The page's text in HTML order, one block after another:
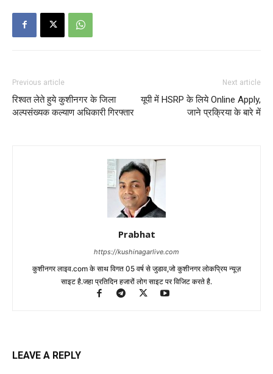
Previous article
रिश्वत लेते हुये कुशीनगर के जिला
अल्पसंख्यक कल्याण अधिकारी गिरफ्तार
Next article
यूपी में HSRP के लिये Online Apply,
जाने प्रक्रिया के बारे में
Prabhat
https://kushinagarlive.com
कुशीनगर लाइव.com के साथ विगत 05 वर्ष से जुडाव,जो कुशीनगर लोकप्रिय न्यूज़
साइट है.जहा प्रतिदिन हजारों लोग साइट पर विजिट करते है.
LEAVE A REPLY